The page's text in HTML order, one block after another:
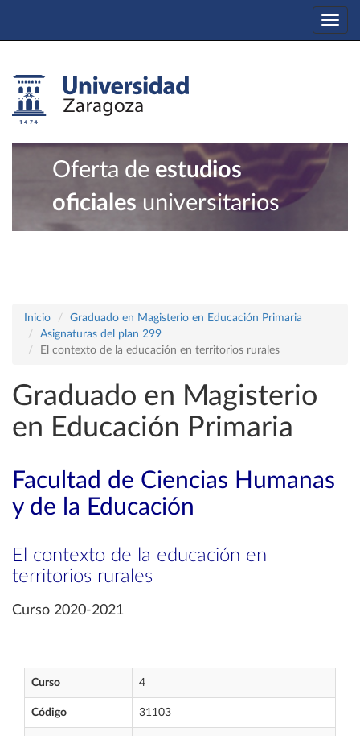
Oferta de estudios
oficiales universitarios
Inicio
Graduado en Magisterio en Educación Primaria
Asignaturas del plan 299
El contexto de la educación en territorios rurales
Graduado en Magisterio
en Educación Primaria
Facultad de Ciencias Humanas
y de la Educación
El contexto de la educación en
territorios rurales
Curso 2020-2021
Curso 4
Código 31103